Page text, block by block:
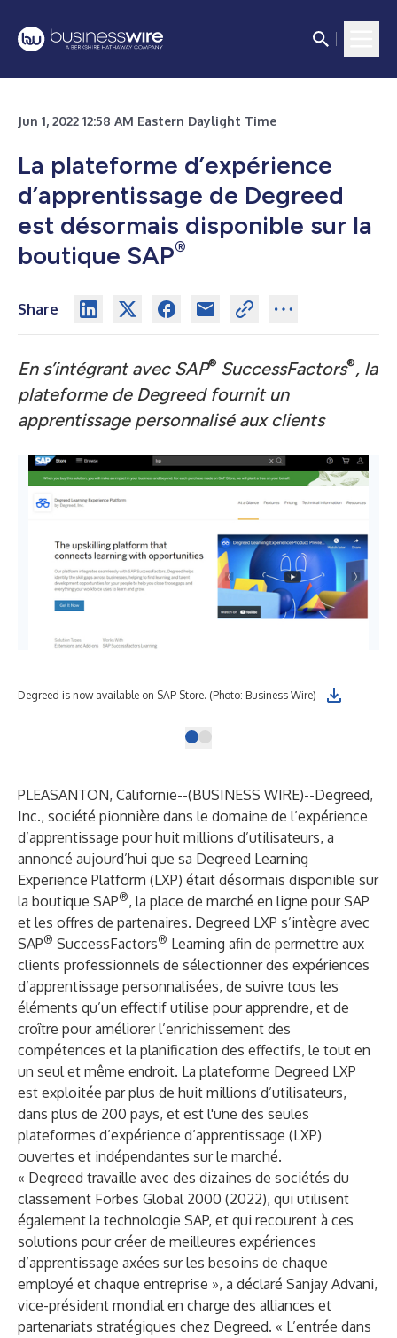
Jun 1, 2022 12:58 AM Eastern Daylight Time
La plateforme d’expérience
d’apprentissage de Degreed
est désormais disponible sur la
boutique SAP®
Share
En s’intégrant avec SAP® SuccessFactors®, la
plateforme de Degreed fournit un
apprentissage personnalisé aux clients
Degreed is now available on SAP Store. (Photo: Business Wire)
PLEASANTON, Californie--(BUSINESS WIRE)--Degreed,
Inc., société pionnière dans le domaine de l’expérience
d’apprentissage pour huit millions d’utilisateurs, a
annoncé aujourd’hui que sa Degreed Learning
Experience Platform (LXP) était désormais disponible sur
la boutique SAP®, la place de marché en ligne pour SAP
et les offres de partenaires. Degreed LXP s’intègre avec
SAP® SuccessFactors® Learning afin de permettre aux
clients professionnels de sélectionner des expériences
d’apprentissage personnalisées, de suivre tous les
éléments qu’un effectif utilise pour apprendre, et de
croître pour améliorer l’enrichissement des
compétences et la planification des effectifs, le tout en
un seul et même endroit. La plateforme Degreed LXP
est exploitée par plus de huit millions d’utilisateurs,
dans plus de 200 pays, et est l'une des seules
plateformes d’expérience d’apprentissage (LXP)
ouvertes et indépendantes sur le marché.
« Degreed travaille avec des dizaines de sociétés du
classement Forbes Global 2000 (2022), qui utilisent
également la technologie SAP, et qui recourent à ces
solutions pour créer de meilleures expériences
d’apprentissage axées sur les besoins de chaque
employé et chaque entreprise », a déclaré Sanjay Advani,
vice-président mondial en charge des alliances et
partenariats stratégiques chez Degreed. « L’entrée dans